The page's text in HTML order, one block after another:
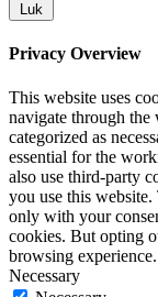
Luk
Privacy Overview
This website uses
navigate through the
categorized as
essential for the
also use third-party
you use this
only with your
cookies. But opting
browsing experience.
Necessary